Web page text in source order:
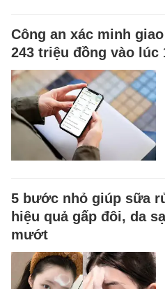
Công an xác minh
243 triệu đồng vào lúc
5 bước nhỏ giúp sữa
hiệu quả gấp đôi, da
mướt